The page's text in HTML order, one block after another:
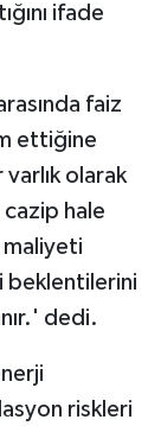
ifade
faiz
ettiğine
olarak
cazip hale
maliyeti
beklentilerini
dedi.
riskleri